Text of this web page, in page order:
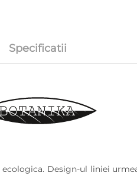
Specificatii
Design-ul liniei